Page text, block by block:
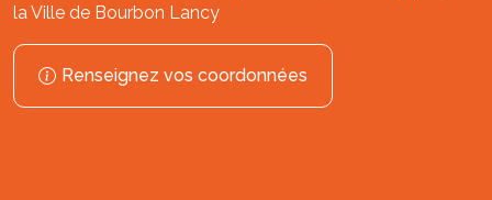
la Ville de Bourbon Lancy
Renseignez vos coordonnées